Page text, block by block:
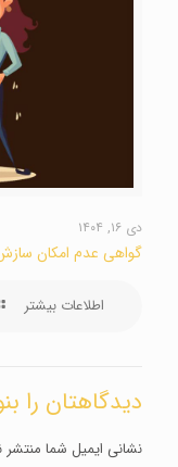
دی ۱۶, ۱۴۰۴
گواهی عدم امکان
اطلاعات بیشتر
دیدگاهتان را
نشانی ایمیل شما